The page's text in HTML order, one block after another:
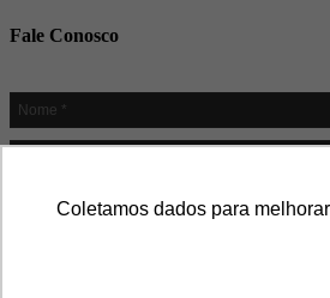
Coletamos dados para
Fale Conosco